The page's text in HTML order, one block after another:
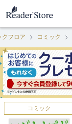
クフロア コミック
コミック